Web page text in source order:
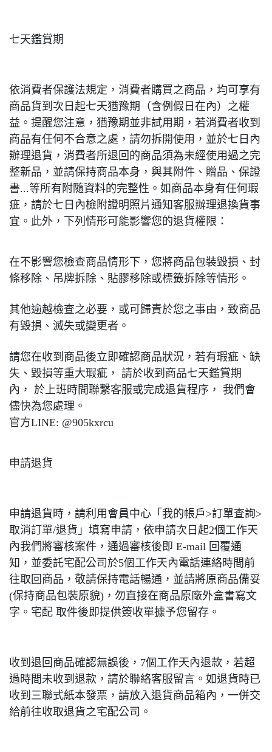
七天鑑賞期
依消費者保護法規定，消費者購買之商品，均可享有
商品貨到次日起七天猶豫期（含例假日在內）之權
益。提醒您注意，猶豫期並非試用期，若消費者收到
商品有任何不合意之處，請勿拆開使用，並於七日內
辦理退貨，消費者所退回的商品須為未經使用過之完
整新品，並請保持商品本身，與其附件、贈品、保證
書...等所有附隨資料的完整性。如商品本身有任何瑕
疵，請於七日內檢附證明照片通知客服辦理退換貨事
宜。此外，下列情形可能影響您的退貨權限：
在不影響您檢查商品情形下，您將商品包裝毀損、封
條移除、吊牌拆除、貼膠移除或標籤拆除等情形。
其他逾越檢查之必要，或可歸責於您之事由，致商品
有毀損、滅失或變更者。
請您在收到商品後立即確認商品狀況，若有瑕疵、缺
失、毀損等重大瑕疵， 請於收到商品七天鑑賞期
內， 於上班時間聯繫客服或完成退貨程序， 我們會
儘快為您處理。
官方LINE: @905kxrcu
申請退貨
申請退貨時，請利用會員中心「我的帳戶>訂單查詢>
取消訂單/退貨」填寫申請，依申請次日起2個工作天
內我們將審核案件，通過審核後即 E-mail 回覆通
知，並委託宅配公司於5個工作天內電話連絡時間前
往取回商品，敬請保持電話暢通，並請將原商品備妥
(保持商品包裝原貌)，勿直接在商品原廠外盒書寫文
字。宅配 取件後即提供簽收單據予您留存。
收到退回商品確認無誤後，7個工作天內退款，若超
過時間未收到退款，請於聯絡客服留言。如退貨時已
收到三聯式紙本發票，請放入退貨商品箱內，一併交
給前往收取退貨之宅配公司。